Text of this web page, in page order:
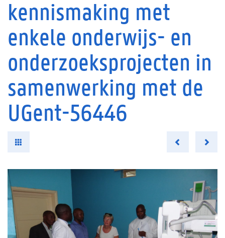
kennismaking met
enkele onderwijs- en
onderzoeksprojecten in
samenwerking met de
UGent-56446